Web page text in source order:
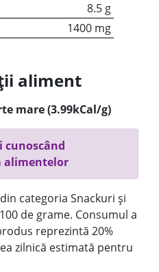
8.5 g
1400 mg
aliment
mare (3.99kCal/g)
cunoscând
alimentelor
categoria Snackuri și
de grame. Consumul a
reprezintă 20%
zilnică estimată pentru